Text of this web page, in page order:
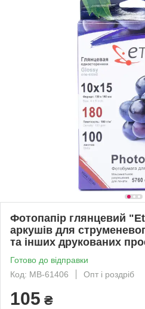
Фотопапір глянцевий
аркушів для
та інших друкованих
Готово до відправки
Код: MB-61406
Опт і роздріб
105 ₴